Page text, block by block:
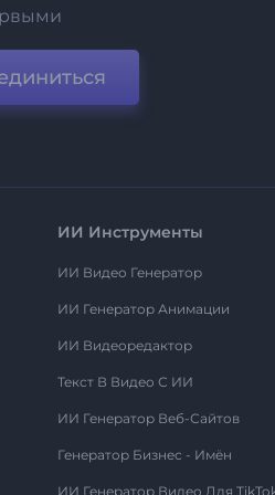
ИИ Инструменты
ИИ Видео Генератор
ИИ Генератор Анимации
ИИ Видеоредактор
Текст В Видео С ИИ
ИИ Генератор Веб-Сайтов
Генератор Бизнес - Имён
ИИ Генератор Видео Для